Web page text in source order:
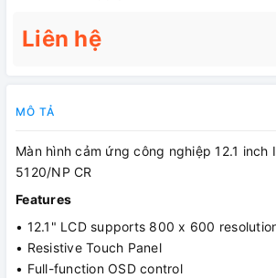
Liên hệ
MÔ TẢ
Màn hình cảm ứng công nghiệp 12.1 inch
5120/NP CR
Features
• 12.1" LCD supports 800 x 600
• Resistive Touch Panel
• Full-function OSD control